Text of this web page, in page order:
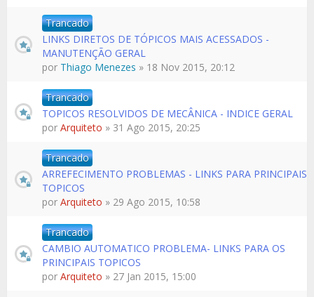
Trancado
LINKS DIRETOS DE TÓPICOS MAIS ACESSADOS -
MANUTENÇÃO GERAL
por Thiago Menezes » 18 Nov 2015, 20:12
Trancado
TOPICOS RESOLVIDOS DE MECÂNICA - INDICE GERAL
por Arquiteto » 31 Ago 2015, 20:25
Trancado
ARREFECIMENTO PROBLEMAS - LINKS PARA PRINCIPAIS
TOPICOS
por Arquiteto » 29 Ago 2015, 10:58
Trancado
CAMBIO AUTOMATICO PROBLEMA- LINKS PARA OS
PRINCIPAIS TOPICOS
por Arquiteto » 27 Jan 2015, 15:00